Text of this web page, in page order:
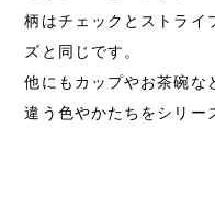
柄はチェックとストライ
ズと同じです。
他にもカップやお茶碗な
違う色やかたちをシリー